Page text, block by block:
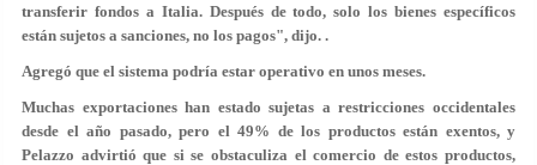
transferir fondos a Italia. Después de todo, solo los bienes específicos
están sujetos a sanciones, no los pagos", dijo. .
Agregó que el sistema podría estar operativo en unos meses.
Muchas exportaciones han estado sujetas a restricciones occidentales
desde el año pasado, pero el 49% de los productos están exentos, y
Pelazzo advirtió que si se obstaculiza el comercio de estos productos,